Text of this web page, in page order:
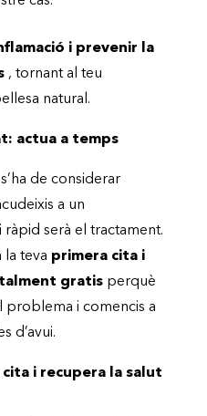
i prevenir la
, tornant al teu
natural.
actua a temps
de considerar
a un
ràpid serà el tractament.
la teva primera cita i
gratis perquè
problema i comencis a
d’avui.
cita i recupera la salut